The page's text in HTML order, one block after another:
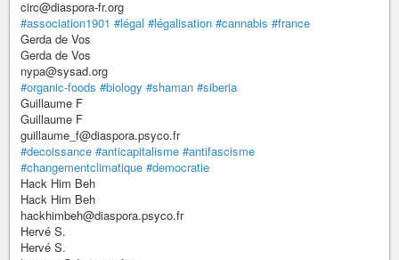
circ@diaspora-fr.org
#association1901 #légal #légalisation #cannabis #france
Gerda de Vos
Gerda de Vos
nypa@sysad.org
#organic-foods #biology #shaman #siberia
Guillaume F
Guillaume F
guillaume_f@diaspora.psyco.fr
#decoissance #anticapitalisme #antifascisme
#changementclimatique #democratie
Hack Him Beh
Hack Him Beh
hackhimbeh@diaspora.psyco.fr
Hervé S.
Hervé S.